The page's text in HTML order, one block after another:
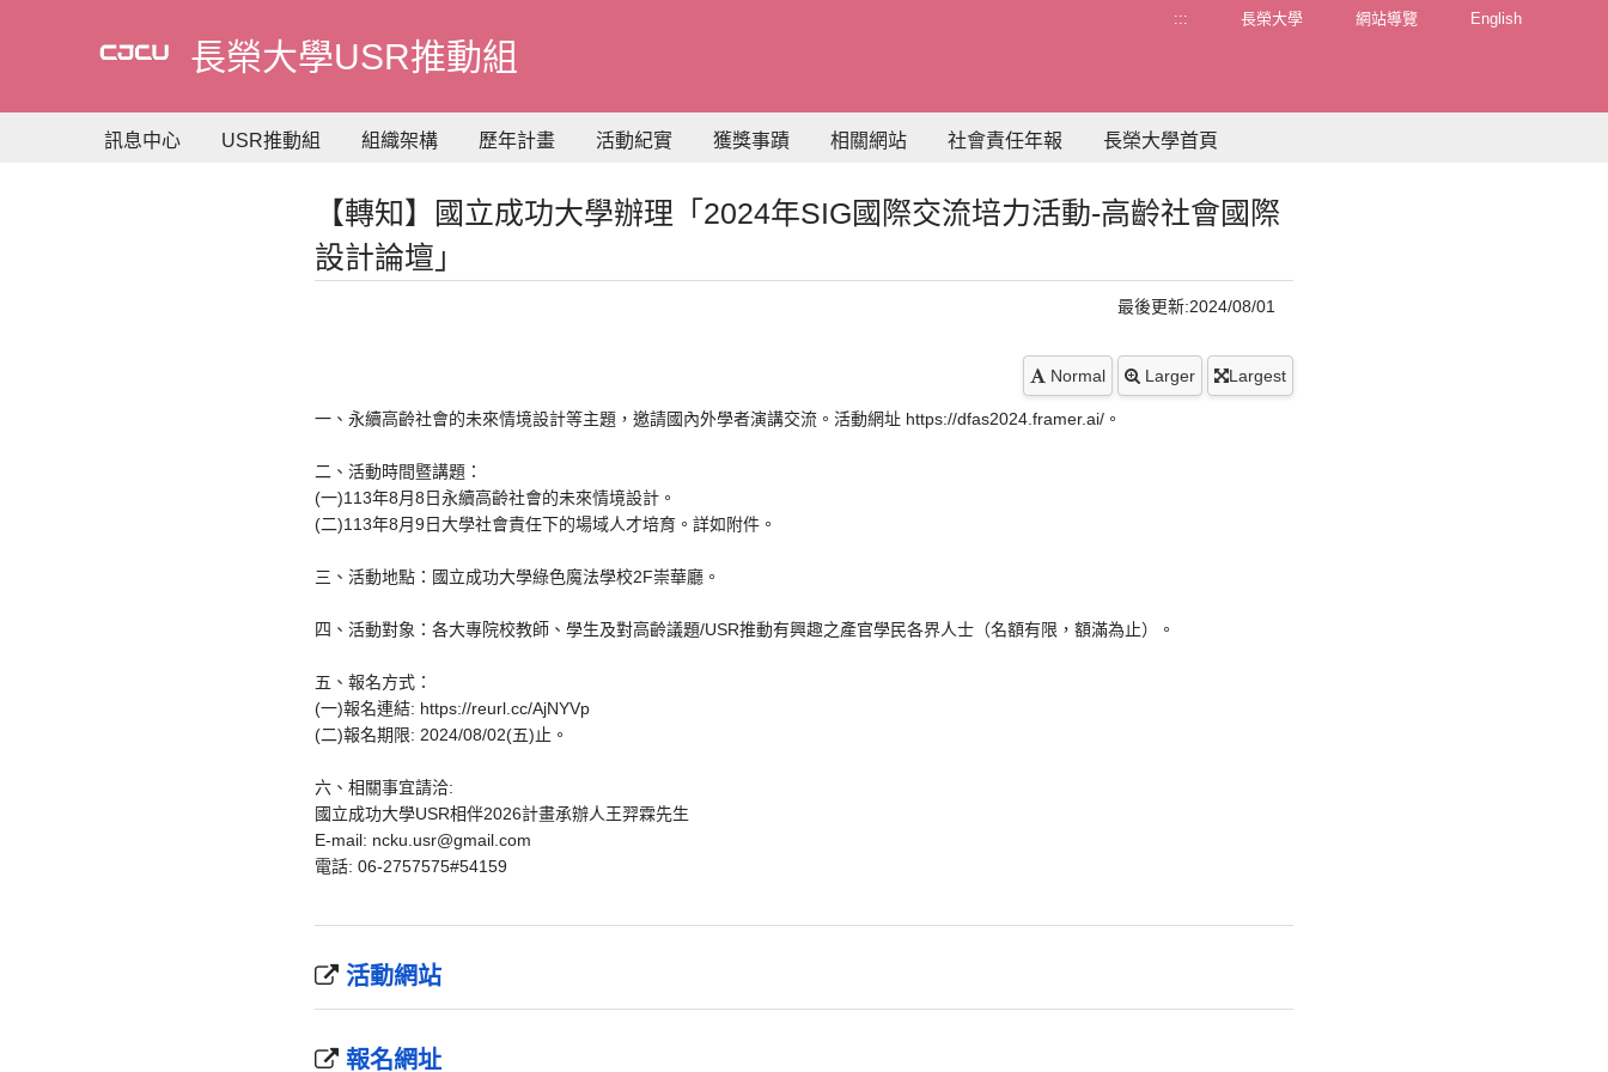
要
容
長榮大學USR推動組
::: 長榮大學 網站導覽 English
訊息中心 USR推動組 組織架構 歷年計畫 活動紀實 獲獎事蹟 相關網站 社會責任年報 長榮大學首頁
【轉知】國立成功大學辦理「2024年SIG國際交流培力活動-高齡社會國際
設計論壇」
最後更新:2024/08/01
Normal Larger Largest
一、永續高齡社會的未來情境設計等主題，邀請國內外學者演講交流。活動網址 https://dfas2024.framer.ai/。
二、活動時間暨講題：
(一)113年8月8日永續高齡社會的未來情境設計。
(二)113年8月9日大學社會責任下的場域人才培育。詳如附件。
三、活動地點：國立成功大學綠色魔法學校2F崇華廳。
四、活動對象：各大專院校教師、學生及對高齡議題/USR推動有興趣之產官學民各界人士（名額有限，額滿為止）。
五、報名方式：
(一)報名連結: https://reurl.cc/AjNYVp
(二)報名期限: 2024/08/02(五)止。
六、相關事宜請洽:
國立成功大學USR相伴2026計畫承辦人王羿霖先生
E-mail: ncku.usr@gmail.com
電話: 06-2757575#54159
活動網站
報名網址